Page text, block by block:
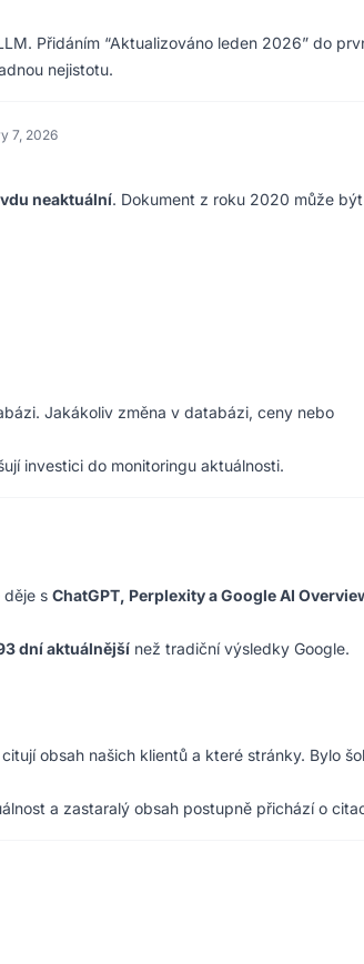
Přidáním “Aktualizováno leden 2026” do
nejistotu.
7, 2026
neaktuální. Dokument z roku 2020 může být
Jakákoliv změna v databázi, ceny nebo
investici do monitoringu aktuálnosti.
děje s ChatGPT, Perplexity a Google AI
dní aktuálnější než tradiční výsledky Google.
obsah našich klientů a které stránky. Bylo
a zastaralý obsah postupně přichází o